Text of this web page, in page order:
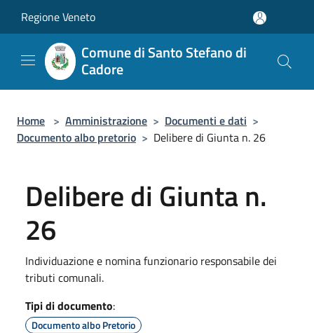
Regione Veneto
Comune di Santo Stefano di
Cadore
Home > Amministrazione > Documenti e dati >
Documento albo pretorio > Delibere di Giunta n. 26
Delibere di Giunta n.
26
Individuazione e nomina funzionario responsabile dei
tributi comunali.
Tipi di documento:
Documento albo Pretorio